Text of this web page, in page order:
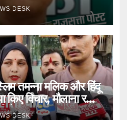
DESK
तमन्ना मलिक और हिंदू
विचार, मौलाना रशीदी
DESK